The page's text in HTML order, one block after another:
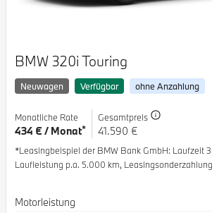
BMW 320i Touring
Neuwagen Verfügbar ohne Anzahlung
Monatliche Rate
434 € / Monat*
Gesamtpreis
41.590 €
*Leasingbeispiel der BMW Bank GmbH: Laufzeit
Laufleistung p.a. 5.000 km,
Spezifikation
Motorleistung